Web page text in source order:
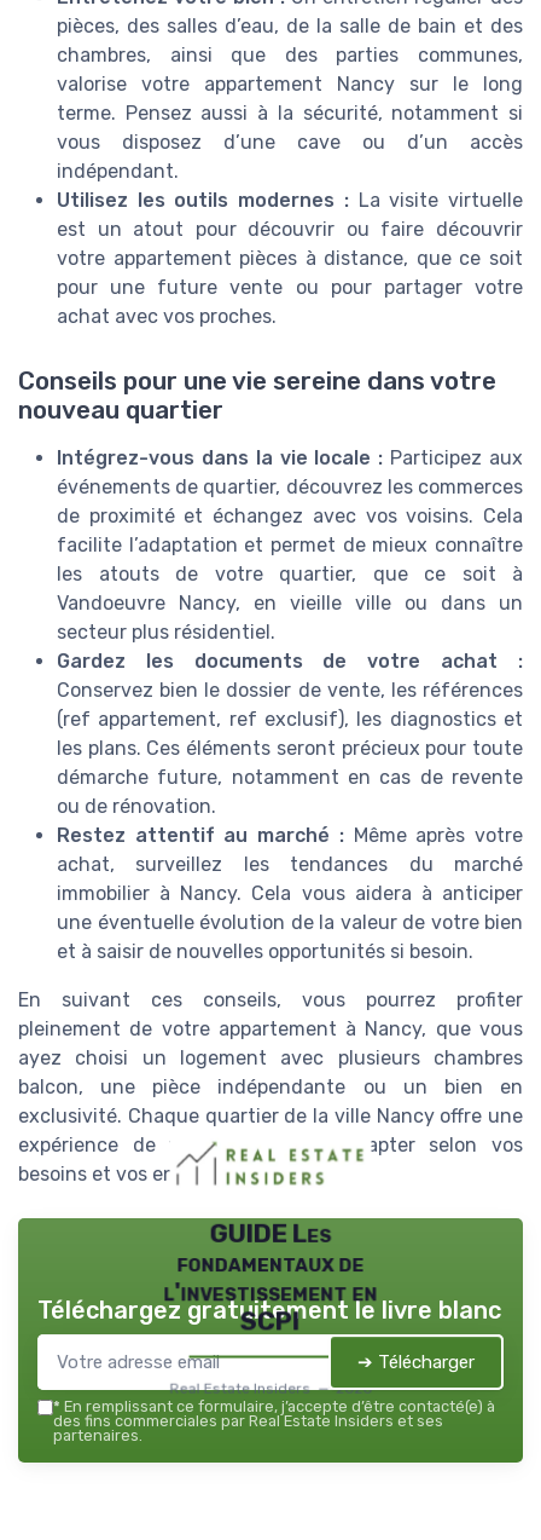
pièces, des salles d’eau, de la salle de bain et des
chambres, ainsi que des parties communes,
valorise votre appartement Nancy sur le long
terme. Pensez aussi à la sécurité, notamment si
vous disposez d’une cave ou d’un accès
indépendant.
Utilisez les outils modernes :La visite virtuelle
est un atout pour découvrir ou faire découvrir
votre appartement pièces à distance, que ce soit
pour une future vente ou pour partager votre
achat avec vos proches.
Conseils pour une vie sereine dans votre
nouveau quartier
Intégrez-vous dans la vie locale : Participez aux
événements de quartier, découvrez les commerces
de proximité et échangez avec vos voisins. Cela
facilite l’adaptation et permet de mieux connaître
les atouts de votre quartier, que ce soit à
Vandoeuvre Nancy, en vieille ville ou dans un
secteur plus résidentiel.
Gardez les documents de votre achat :
Conservez bien le dossier de vente, les références
(ref appartement, ref exclusif), les diagnostics et
les plans. Ces éléments seront précieux pour toute
démarche future, notamment en cas de revente
ou de rénovation.
Restez attentif au marché :Même après votre
achat, surveillez les tendances du marché
immobilier à Nancy. Cela vous aidera à anticiper
une éventuelle évolution de la valeur de votre bien
et à saisir de nouvelles opportunités si besoin.
En suivant ces conseils, vous pourrez profiter
pleinement de votre appartement à Nancy, que vous
ayez choisi un logement avec plusieurs chambres
balcon, une pièce indépendante ou un bien en
exclusivité. Chaque quartier de la ville Nancy offre une
expérience de vie différente, à adapter selon vos
besoins et vos envies.
GUIDE Les
fondamentaux de
l'investissement en
SCPI
Real Estate Insiders — 2026
Téléchargez gratuitement le livre blanc
➔ Télécharger
* En remplissant ce formulaire, j’accepte d’être contacté(e) à
des fins commerciales par Real Estate Insiders et ses
partenaires.